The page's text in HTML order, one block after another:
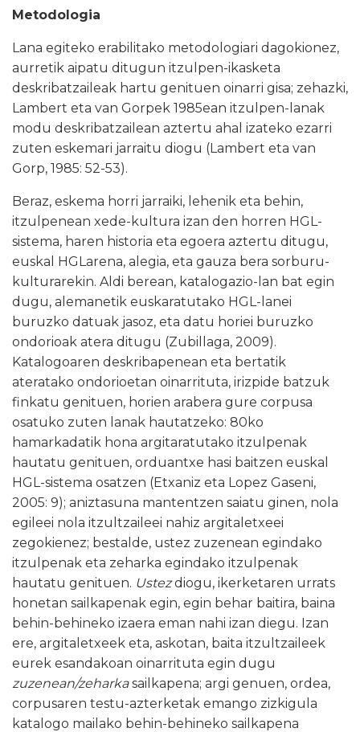
Metodologia
Lana egiteko erabilitako metodologiari dagokionez,
aurretik aipatu ditugun itzulpen-ikasketa
deskribatzaileak hartu genituen oinarri gisa; zehazki,
Lambert eta van Gorpek 1985ean itzulpen-lanak
modu deskribatzailean aztertu ahal izateko ezarri
zuten eskemari jarraitu diogu (Lambert eta van
Gorp, 1985: 52-53).
Beraz, eskema horri jarraiki, lehenik eta behin,
itzulpenean xede-kultura izan den horren HGL-
sistema, haren historia eta egoera aztertu ditugu,
euskal HGLarena, alegia, eta gauza bera sorburu-
kulturarekin. Aldi berean, katalogazio-lan bat egin
dugu, alemanetik euskaratutako HGL-lanei
buruzko datuak jasoz, eta datu horiei buruzko
ondorioak atera ditugu (Zubillaga, 2009).
Katalogoaren deskribapenean eta bertatik
ateratako ondorioetan oinarrituta, irizpide batzuk
finkatu genituen, horien arabera gure corpusa
osatuko zuten lanak hautatzeko: 80ko
hamarkadatik hona argitaratutako itzulpenak
hautatu genituen, orduantxe hasi baitzen euskal
HGL-sistema osatzen (Etxaniz eta Lopez Gaseni,
2005: 9); aniztasuna mantentzen saiatu ginen, nola
egileei nola itzultzaileei nahiz argitaletxeei
zegokienez; bestalde, ustez zuzenean egindako
itzulpenak eta zeharka egindako itzulpenak
hautatu genituen. Ustezdiogu, ikerketaren urrats
honetan sailkapenak egin, egin behar baitira, baina
behin-behineko izaera eman nahi izan diegu. Izan
ere, argitaletxeek eta, askotan, baita itzultzaileek
eurek esandakoan oinarrituta egin dugu
zuzenean/zeharkasailkapena; argi genuen, ordea,
corpusaren testu-azterketak emango zizkigula
katalogo mailako behin-behineko sailkapena